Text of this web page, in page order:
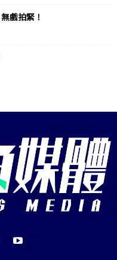
戲拍緊！